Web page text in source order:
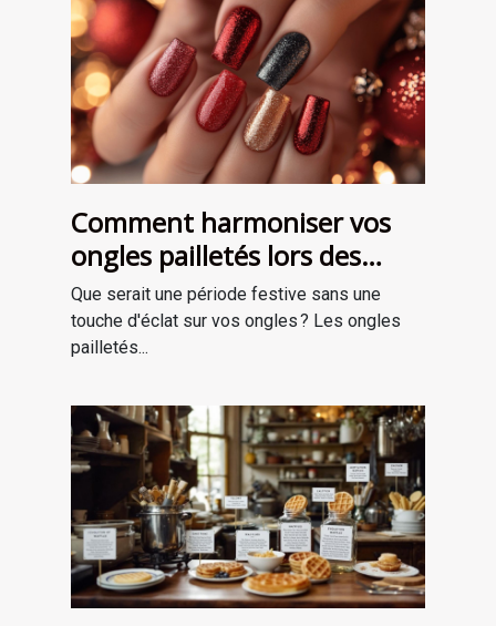
Comment harmoniser vos
ongles pailletés lors des
fêtes ?
Que serait une période festive sans une
touche d'éclat sur vos ongles ? Les ongles
pailletés...